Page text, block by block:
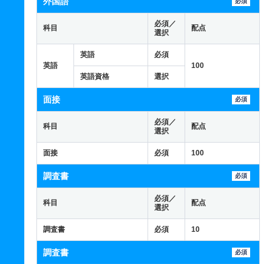
科目
必須／
選択
配点
英語
英語
必須
100
英語資格
選択
面接 必須
科目
必須／
選択
配点
面接 必須 100
調査書 必須
科目
必須／
選択
配点
調査書 必須 10
調査書 必須